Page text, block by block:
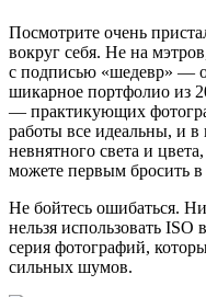
Посмотрите очень
вокруг себя. Не на
с подписью «шедевр» —
шикарное портфолио из
— практикующих
работы все идеальны, и
невнятного света и
можете первым бросить
Не бойтесь ошибаться.
нельзя использовать
серия фотографий,
сильных шумов.